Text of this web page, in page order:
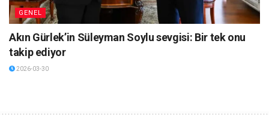
GENEL
Akın Gürlek’in Süleyman Soylu sevgisi: Bir tek onu
takip ediyor
2026-03-30